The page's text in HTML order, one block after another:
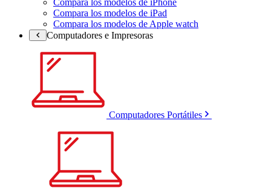
Compara los modelos de iPad
Compara los modelos de Apple watch
Computadores e Impresoras
Computadores Portátiles